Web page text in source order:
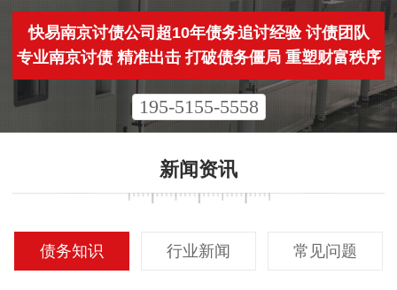
快易南京讨债公司超10年债务追讨经验 讨债团队
专业南京讨债 精准出击 打破债务僵局 重塑财富秩序
195-5155-5558
新闻资讯
债务知识 行业新闻 常见问题